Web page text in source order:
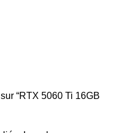
“RTX 5060 Ti 16GB